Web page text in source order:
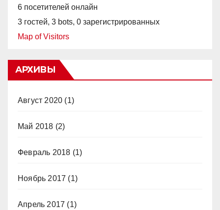
6 посетителей онлайн
3 гостей, 3 bots, 0 зарегистрированных
Map of Visitors
АРХИВЫ
Август 2020 (1)
Май 2018 (2)
Февраль 2018 (1)
Ноябрь 2017 (1)
Апрель 2017 (1)